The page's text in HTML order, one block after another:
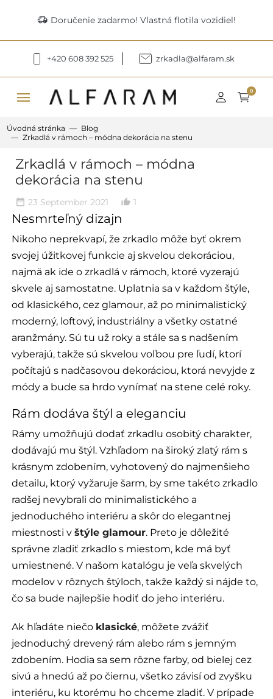
delivery_truck_speed Doručenie zadarmo! Vlastná flotila vozidiel!
+420 608 392 525 zrkadla@alfaram.sk
menu 0
Úvodná stránka
Blog
Zrkadlá v rámoch – módna dekorácia na stenu
Zrkadlá v rámoch – módna
dekorácia na stenu
date_range 23 September 2021 thumb_up_alt 1
Nesmrteľný dizajn
Nikoho neprekvapí, že zrkadlo môže byť okrem
svojej úžitkovej funkcie aj skvelou dekoráciou,
najmä ak ide o zrkadlá v rámoch, ktoré vyzerajú
skvele aj samostatne. Uplatnia sa v každom štýle,
od klasického, cez glamour, až po minimalistický
moderný, loftový, industriálny a všetky ostatné
aranžmány. Sú tu už roky a stále sa s nadšením
vyberajú, takže sú skvelou voľbou pre ľudí, ktorí
počítajú s nadčasovou dekoráciou, ktorá nevyjde z
módy a bude sa hrdo vynímať na stene celé roky.
Rám dodáva štýl a eleganciu
Rámy umožňujú dodať zrkadlu osobitý charakter,
dodávajú mu štýl. Vzhľadom na široký zlatý rám s
krásnym zdobením, vyhotovený do najmenšieho
detailu, ktorý vyžaruje šarm, by sme takéto zrkadlo
radšej nevybrali do minimalistického a
jednoduchého interiéru a skôr do elegantnej
miestnosti vštýle glamour. Preto je dôležité
správne zladiť zrkadlo s miestom, kde má byť
umiestnené. V našom katalógu je veľa skvelých
modelov v rôznych štýloch, takže každý si nájde to,
čo sa bude najlepšie hodiť do jeho interiéru.
Ak hľadáte niečo klasické, môžete zvážiť
jednoduchý drevený rám alebo rám s jemným
zdobením. Hodia sa sem rôzne farby, od bielej cez
sivú a hnedú až po čiernu, všetko závisí od zvyšku
interiéru, ku ktorému ho chceme zladiť. V prípade